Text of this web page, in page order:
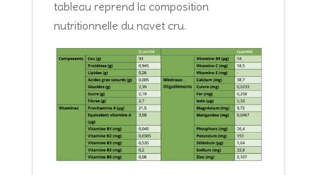
tableau reprend la composition
nutritionnelle du navet cru.